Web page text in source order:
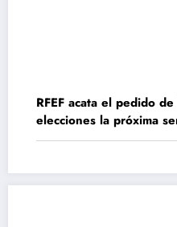
RFEF acata el pedido
elecciones la próxima